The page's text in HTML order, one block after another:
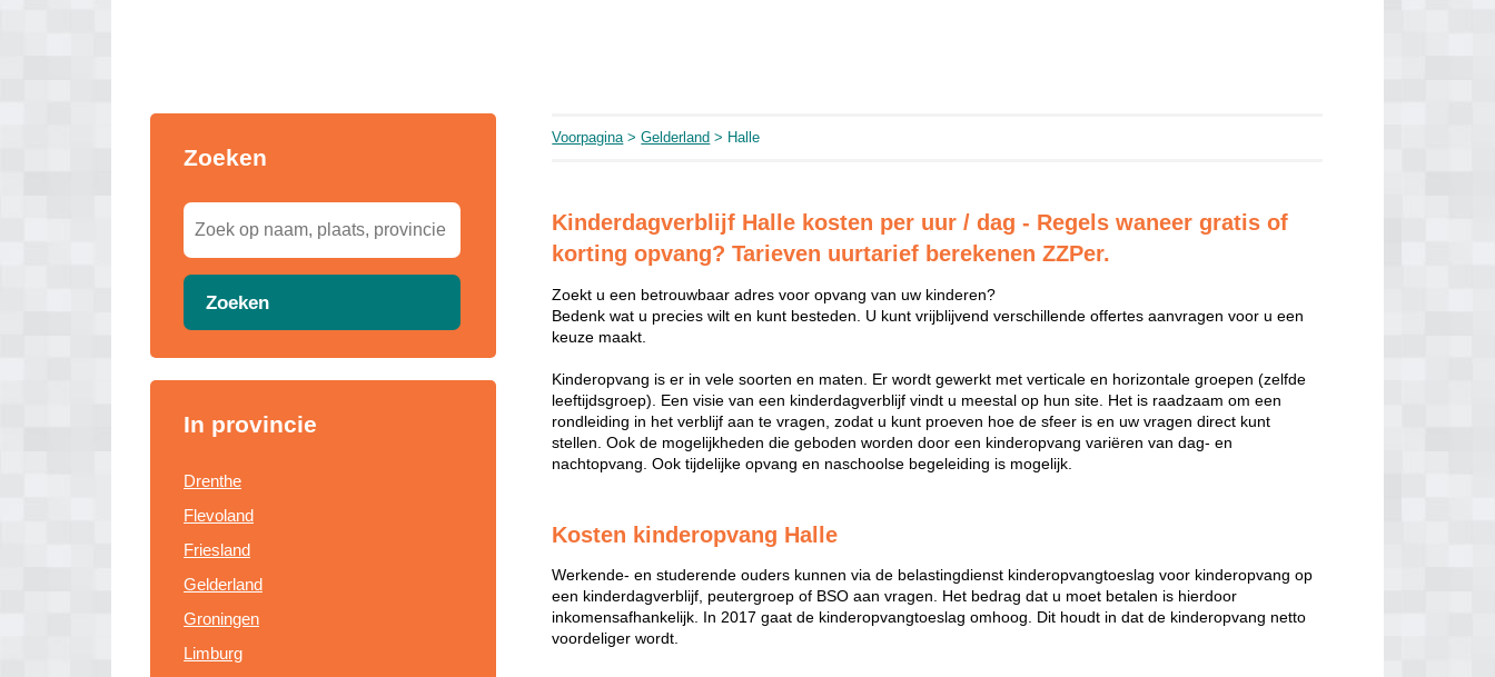
Zoeken
Zoeken
In provincie
Drenthe
Flevoland
Friesland
Gelderland
Groningen
Limburg
Voorpagina>Gelderland > Halle
Kinderdagverblijf Halle kosten per uur / dag - Regels waneer gratis of
korting opvang? Tarieven uurtarief berekenen ZZPer.
Zoekt u een betrouwbaar adres voor opvang van uw kinderen?
Bedenk wat u precies wilt en kunt besteden. U kunt vrijblijvend verschillende offertes aanvragen voor u een
keuze maakt.
Kinderopvang is er in vele soorten en maten. Er wordt gewerkt met verticale en horizontale groepen (zelfde
leeftijdsgroep). Een visie van een kinderdagverblijf vindt u meestal op hun site. Het is raadzaam om een
rondleiding in het verblijf aan te vragen, zodat u kunt proeven hoe de sfeer is en uw vragen direct kunt
stellen. Ook de mogelijkheden die geboden worden door een kinderopvang variëren van dag- en
nachtopvang. Ook tijdelijke opvang en naschoolse begeleiding is mogelijk.
Kosten kinderopvang Halle
Werkende- en studerende ouders kunnen via de belastingdienst kinderopvangtoeslag voor kinderopvang op
een kinderdagverblijf, peutergroep of BSO aan vragen. Het bedrag dat u moet betalen is hierdoor
inkomensafhankelijk. In 2017 gaat de kinderopvangtoeslag omhoog. Dit houdt in dat de kinderopvang netto
voordeliger wordt.